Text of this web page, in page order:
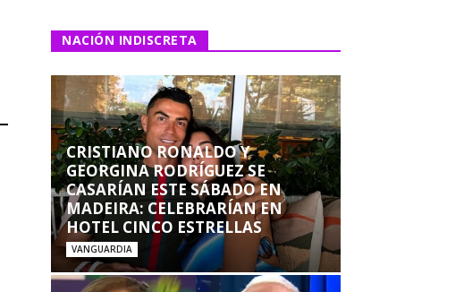
NACIÓN INDISCRETA
CRISTIANO RONALDO Y
GEORGINA RODRÍGUEZ SE
CASARÍAN ESTE SÁBADO EN
MADEIRA: CELEBRARÍAN EN
HOTEL CINCO ESTRELLAS
VANGUARDIA